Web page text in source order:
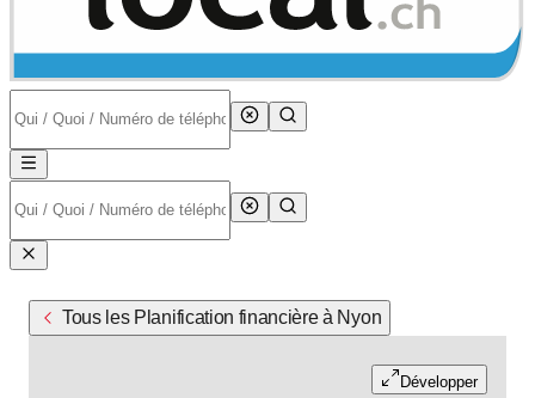
Tous les Planification financière à Nyon
Développer